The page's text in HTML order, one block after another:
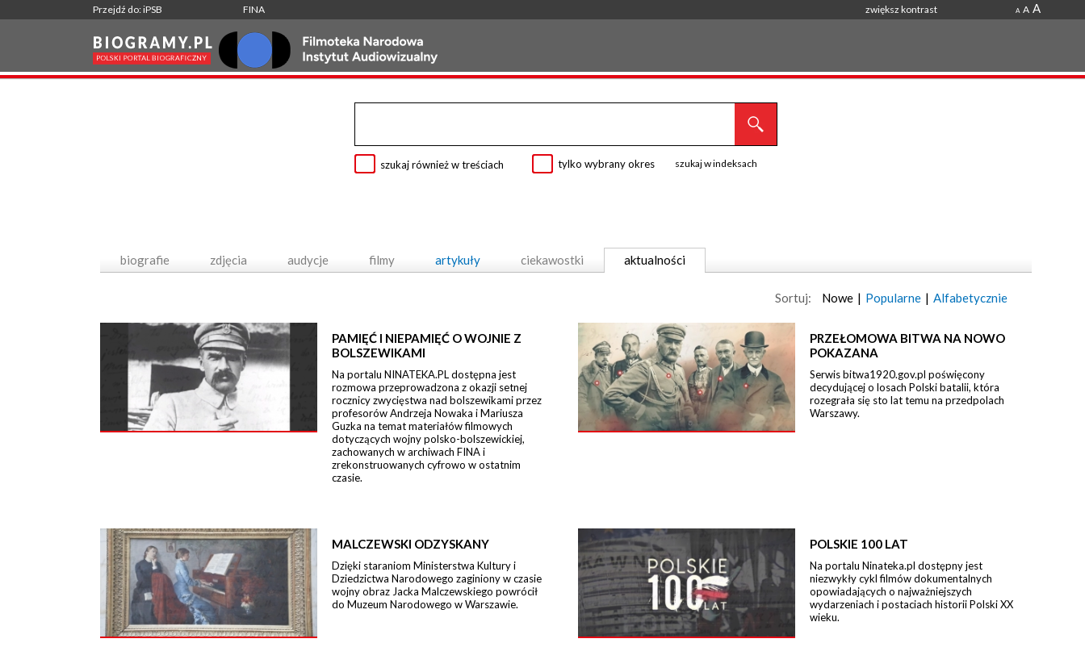
Przejdź do: iPSB FINA zwiększ kontrast A A A
szukaj również w treściach tylko wybrany okres szukaj w indeksach
biografie zdjęcia audycje filmy artykuły ciekawostki aktualności
Sortuj: Nowe | Popularne | Alfabetycznie
PAMIĘĆ I NIEPAMIĘĆ O WOJNIE Z
BOLSZEWIKAMI
Na portalu NINATEKA.PL dostępna jest
rozmowa przeprowadzona z okazji setnej
rocznicy zwycięstwa nad bolszewikami przez
profesorów Andrzeja Nowaka i Mariusza
Guzka na temat materiałów filmowych
dotyczących wojny polsko-bolszewickiej,
zachowanych w archiwach FINA i
zrekonstruowanych cyfrowo w ostatnim
czasie.
PRZEŁOMOWA BITWA NA NOWO
POKAZANA
Serwis bitwa1920.gov.pl poświęcony
decydującej o losach Polski batalii, która
rozegrała się sto lat temu na przedpolach
Warszawy.
MALCZEWSKI ODZYSKANY
Dzięki staraniom Ministerstwa Kultury i
Dziedzictwa Narodowego zaginiony w czasie
wojny obraz Jacka Malczewskiego powrócił
do Muzeum Narodowego w Warszawie.
POLSKIE 100 LAT
Na portalu Ninateka.pl dostępny jest
niezwykły cykl filmów dokumentalnych
opowiadających o najważniejszych
wydarzeniach i postaciach historii Polski XX
wieku.